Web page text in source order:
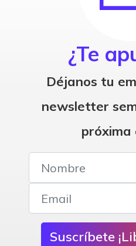
¿Te
Déjanos tu
newsletter
próxima
Suscríbete